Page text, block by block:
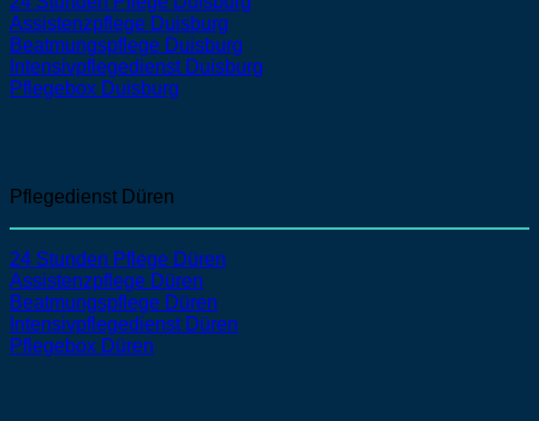
Assistenzpflege Duisburg
Beatmungspflege Duisburg
Intensivpflegedienst Duisburg
Pflegebox Duisburg
Pflegedienst Düren
24 Stunden Pflege Düren
Assistenzpflege Düren
Beatmungspflege Düren
Intensivpflegedienst Düren
Pflegebox Düren